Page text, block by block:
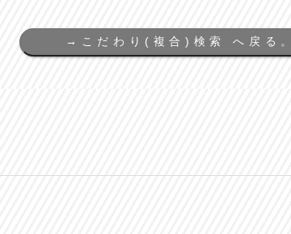
→ こだわり(複合)検索 へ戻る。